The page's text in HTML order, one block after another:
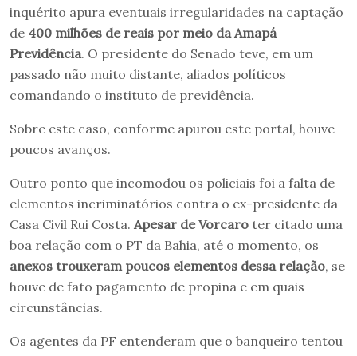
inquérito apura eventuais irregularidades na captação
de 400 milhões de reais por meio da Amapá
Previdência. O presidente do Senado teve, em um
passado não muito distante, aliados políticos
comandando o instituto de previdência.
Sobre este caso, conforme apurou este portal, houve
poucos avanços.
Outro ponto que incomodou os policiais foi a falta de
elementos incriminatórios contra o ex-presidente da
Casa Civil Rui Costa. Apesar de Vorcaro ter citado uma
boa relação com o PT da Bahia, até o momento, os
anexos trouxeram poucos elementos dessa relação, se
houve de fato pagamento de propina e em quais
circunstâncias.
Os agentes da PF entenderam que o banqueiro tentou